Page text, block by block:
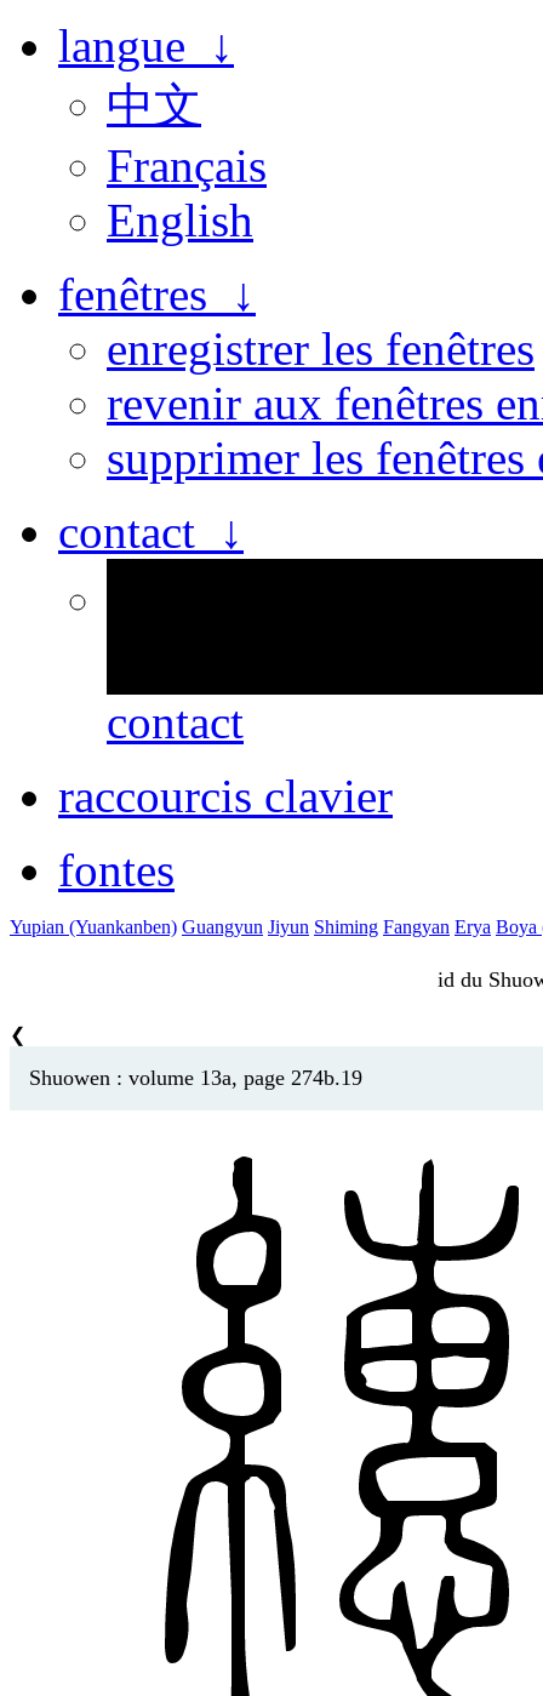
langue ↓
中文
Français
English
fenêtres ↓
enregistrer les fenêtres
revenir aux fenêtres
supprimer les fenêtres
contact ↓
contact
raccourcis clavier
fontes
Yupian (Yuankanben) Guangyun Jiyun Shiming Fangyan Erya Boya
id du
❮
Shuowen : volume 13a, page 274b.19